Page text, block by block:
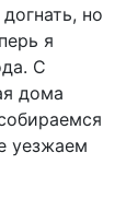
но
я
С
дома
уезжаем